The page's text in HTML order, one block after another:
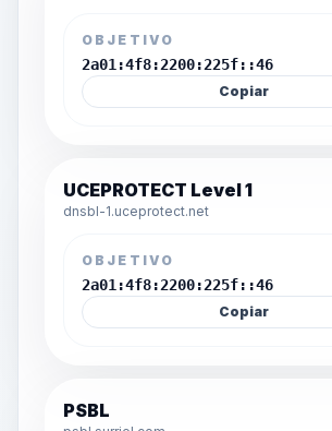
OBJETIVO
2a01:4f8:2200:225f::46
Copiar
UCEPROTECT Level 1
dnsbl-1.uceprotect.net
OBJETIVO
2a01:4f8:2200:225f::46
Copiar
PSBL